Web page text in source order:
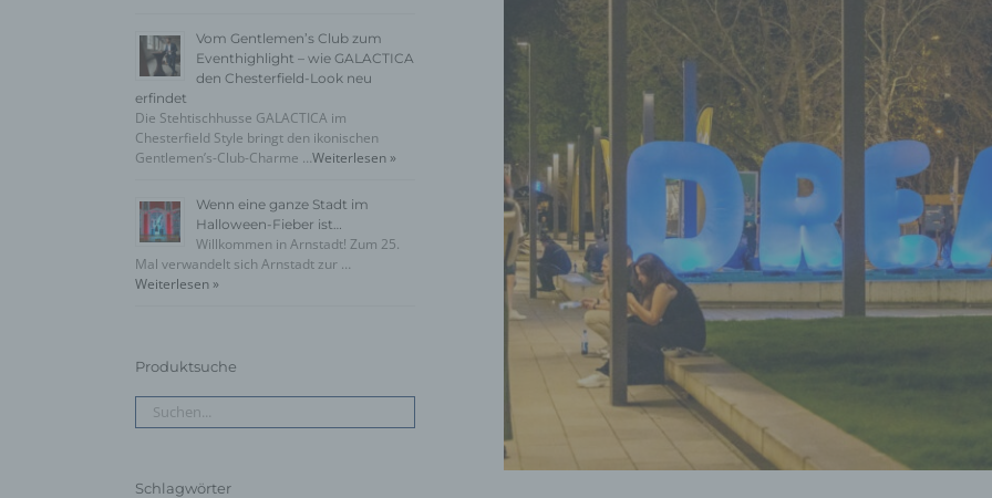
Vom Gentlemen’s Club zum
Eventhighlight – wie GALACTICA
den Chesterfield-Look neu
erfindet
Die Stehtischhusse GALACTICA im
Chesterfield Style bringt den ikonischen
Gentlemen’s-Club-Charme …Weiterlesen »
Wenn eine ganze Stadt im
Halloween-Fieber ist…
Willkommen in Arnstadt! Zum 25.
Mal verwandelt sich Arnstadt zur …
Weiterlesen »
Produktsuche
Schlagwörter